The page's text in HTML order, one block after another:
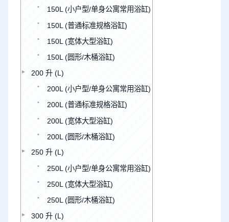
150L (小户型/单身公寓常用浴缸)
150L (普通标准规格浴缸)
150L (宽体大型浴缸)
150L (圆形/木桶浴缸)
200 升 (L)
200L (小户型/单身公寓常用浴缸)
200L (普通标准规格浴缸)
200L (宽体大型浴缸)
200L (圆形/木桶浴缸)
250 升 (L)
250L (小户型/单身公寓常用浴缸)
250L (宽体大型浴缸)
250L (圆形/木桶浴缸)
300 升 (L)